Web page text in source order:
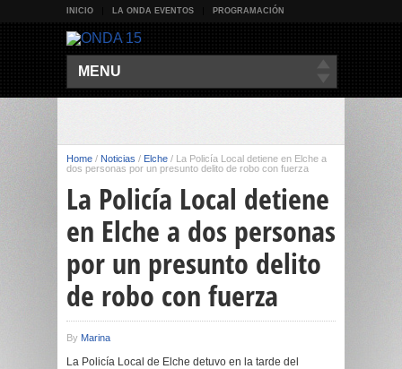
INICIO LA ONDA EVENTOS PROGRAMACIÓN
MENU
Home / Noticias / Elche / La Policía Local detiene en Elche a
dos personas por un presunto delito de robo con fuerza
La Policía Local detiene
en Elche a dos personas
por un presunto delito
de robo con fuerza
By Marina
La Policía Local de Elche detuvo en la tarde del